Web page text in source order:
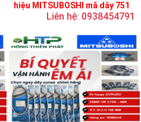
hiệu MITSUBOSHI mã dây 751
Liên hệ: 0938454791